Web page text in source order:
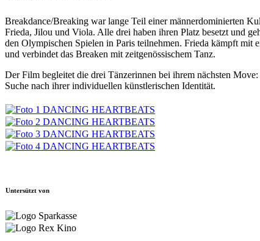
Breakdance/Breaking war lange Teil einer männerdominierten
Frieda, Jilou und Viola. Alle drei haben ihren Platz besetzt und
den Olympischen Spielen in Paris teilnehmen. Frieda kämpft mit
und verbindet das Breaken mit zeitgenössischem Tanz.
Der Film begleitet die drei Tänzerinnen bei ihrem nächsten
Suche nach ihrer individuellen künstlerischen Identität.
Untersützt von